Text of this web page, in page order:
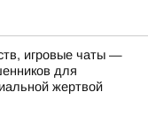
игровые чаты —
для
жертвой